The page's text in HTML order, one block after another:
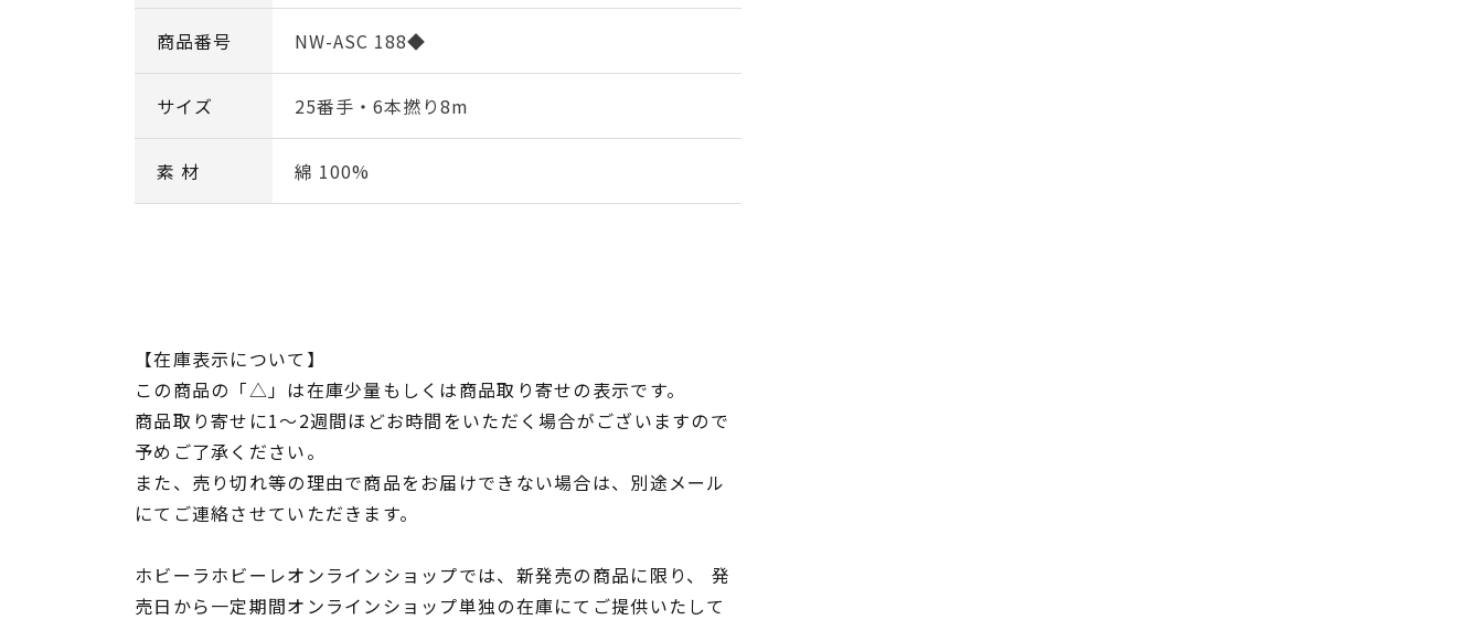
商品番号 NW-ASC 188◆
サイズ 25番手・6本撚り8m
素 材 綿 100%
【在庫表示について】
この商品の「△」は在庫少量もしくは商品取り寄せの表示です。
商品取り寄せに1～2週間ほどお時間をいただく場合がございますので
予めご了承ください。
また、売り切れ等の理由で商品をお届けできない場合は、別途メール
にてご連絡させていただきます。
ホビーラホビーレオンラインショップでは、新発売の商品に限り、 発
売日から一定期間オンラインショップ単独の在庫にてご提供いたして